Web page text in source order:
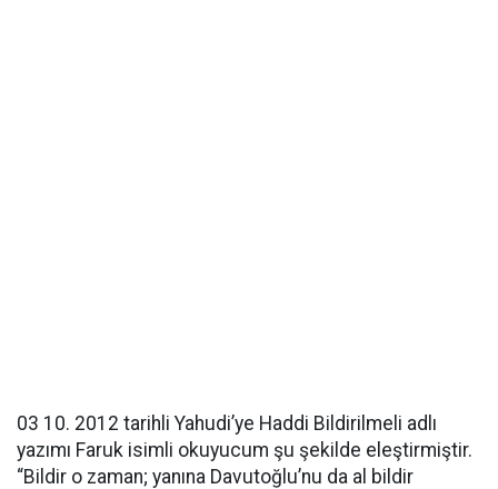
03 10. 2012 tarihli Yahudi’ye Haddi Bildirilmeli adlı
yazımı Faruk isimli okuyucum şu şekilde eleştirmiştir.
“Bildir o zaman; yanına Davutoğlu’nu da al bildir